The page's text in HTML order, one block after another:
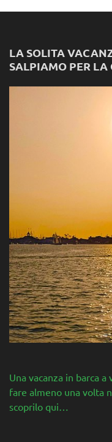
LA SOLITA
SALPIAMO PER LA
Una vacanza in barca
fare almeno una volta
scoprilo qui…